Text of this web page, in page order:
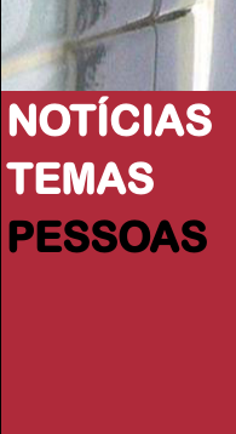
NOTÍCIAS
TEMAS
PESSOAS